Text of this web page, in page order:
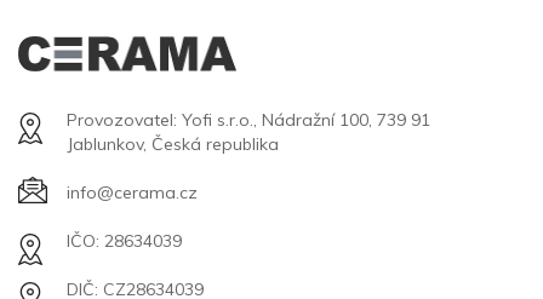
Provozovatel: Yofi s.r.o., Nádražní 100, 739 91
Jablunkov, Česká republika
info@cerama.cz
IČO: 28634039
DIČ: CZ28634039